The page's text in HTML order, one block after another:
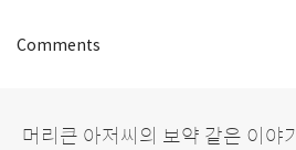
Comments
머리큰 아저씨의 보약 같은 이야기